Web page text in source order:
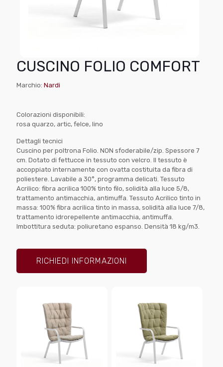
CUSCINO FOLIO COMFORT
Marchio: Nardi
Colorazioni disponibili:
rosa quarzo, artic, felce, lino
Dettagli tecnici
Cuscino per poltrona Folio. NON sfoderabile/zip. Spessore 7
cm. Dotato di fettucce in tessuto con velcro. Il tessuto è
accoppiato internamente con ovatta costituita da fibra di
poliestere. Lavabile a 30°, programma delicati. Tessuto
Acrilico: fibra acrilica 100% tinto filo, solidità alla luce 5/8,
trattamento antimacchia, antimuffa. Tessuto Acrilico tinto in
massa: 100% fibra acrilica tinto in massa, solidità alla luce 7/8,
trattamento idrorepellente antimacchia, antimuffa.
Imbottitura seduta: poliuretano espanso. Densità 18 kg/m3.
RICHIEDI INFORMAZIONI